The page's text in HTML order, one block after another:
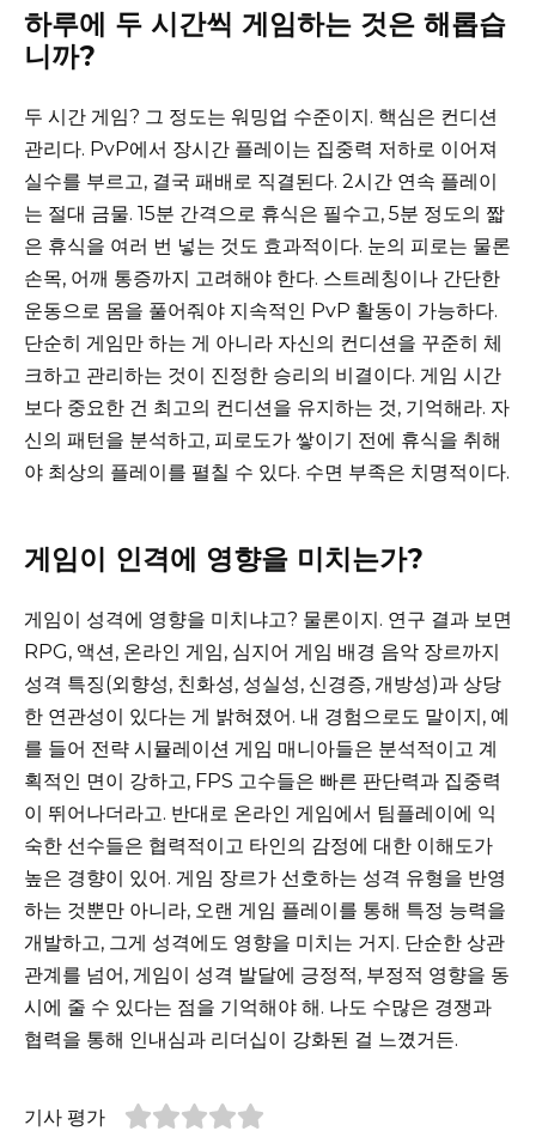
하루에 두 시간씩 게임하는 것은 해롭습
니까?
두 시간 게임? 그 정도는 워밍업 수준이지. 핵심은 컨디션
관리다. PvP에서 장시간 플레이는 집중력 저하로 이어져
실수를 부르고, 결국 패배로 직결된다. 2시간 연속 플레이
는 절대 금물. 15분 간격으로 휴식은 필수고, 5분 정도의 짧
은 휴식을 여러 번 넣는 것도 효과적이다. 눈의 피로는 물론
손목, 어깨 통증까지 고려해야 한다. 스트레칭이나 간단한
운동으로 몸을 풀어줘야 지속적인 PvP 활동이 가능하다.
단순히 게임만 하는 게 아니라 자신의 컨디션을 꾸준히 체
크하고 관리하는 것이 진정한 승리의 비결이다. 게임 시간
보다 중요한 건 최고의 컨디션을 유지하는 것, 기억해라. 자
신의 패턴을 분석하고, 피로도가 쌓이기 전에 휴식을 취해
야 최상의 플레이를 펼칠 수 있다. 수면 부족은 치명적이다.
게임이 인격에 영향을 미치는가?
게임이 성격에 영향을 미치냐고? 물론이지. 연구 결과 보면
RPG, 액션, 온라인 게임, 심지어 게임 배경 음악 장르까지
성격 특징(외향성, 친화성, 성실성, 신경증, 개방성)과 상당
한 연관성이 있다는 게 밝혀졌어. 내 경험으로도 말이지, 예
를 들어 전략 시뮬레이션 게임 매니아들은 분석적이고 계
획적인 면이 강하고, FPS 고수들은 빠른 판단력과 집중력
이 뛰어나더라고. 반대로 온라인 게임에서 팀플레이에 익
숙한 선수들은 협력적이고 타인의 감정에 대한 이해도가
높은 경향이 있어. 게임 장르가 선호하는 성격 유형을 반영
하는 것뿐만 아니라, 오랜 게임 플레이를 통해 특정 능력을
개발하고, 그게 성격에도 영향을 미치는 거지. 단순한 상관
관계를 넘어, 게임이 성격 발달에 긍정적, 부정적 영향을 동
시에 줄 수 있다는 점을 기억해야 해. 나도 수많은 경쟁과
협력을 통해 인내심과 리더십이 강화된 걸 느꼈거든.
기사 평가